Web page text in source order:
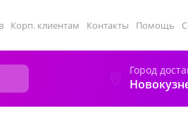
Корп. клиентам Контакты Помощь
Город